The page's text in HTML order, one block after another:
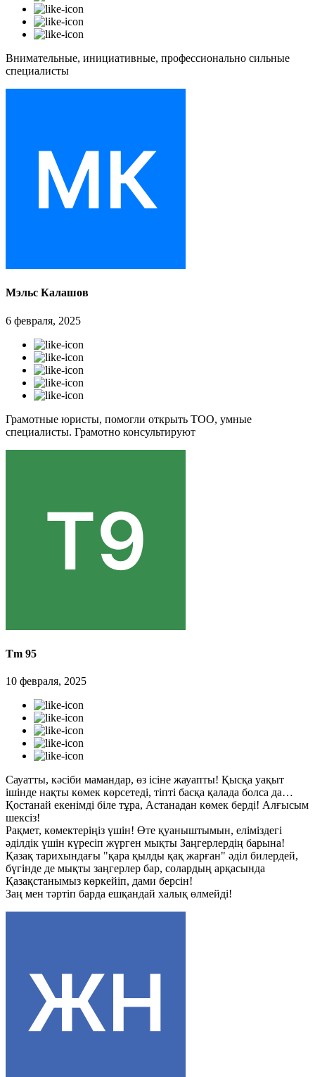
Внимательные, инициативные, профессионально сильные
специалисты
Мэльс Калашов
6 февраля, 2025
Грамотные юристы, помогли открыть ТОО, умные
специалисты. Грамотно консультируют
Tm 95
10 февраля, 2025
Сауатты, кәсіби мамандар, өз ісіне жауапты! Қысқа уақыт
ішінде нақты көмек көрсетеді, тіпті басқа қалада болса да…
Қостанай екенімді біле тұра, Астанадан көмек берді! Алғысым
шексіз!
Рақмет, көмектеріңіз үшін! Өте қуаныштымын, еліміздегі
әділдік үшін күресіп жүрген мықты Заңгерлердің барына!
Қазақ тарихындағы "қара қылды қақ жарған" әділ билердей,
бүгінде де мықты заңгерлер бар, солардың арқасында
Қазақстанымыз көркейіп, дами берсін!
Заң мен тәртіп барда ешқандай халық өлмейді!